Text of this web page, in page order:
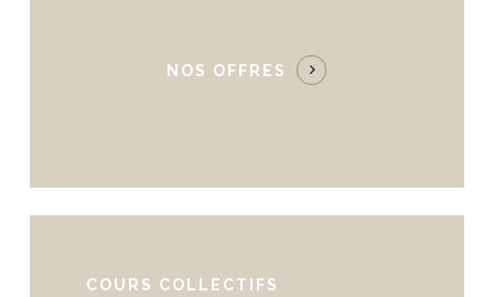
NOS OFFRES
COURS COLLECTIFS